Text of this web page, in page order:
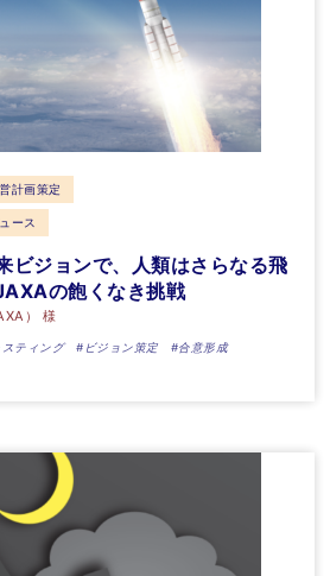
計画策定
ース
ビジョンで、人類はさらなる飛
の飽くなき挑戦
） 様
ティング #ビジョン策定
#合意形成